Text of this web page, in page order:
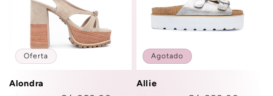
Oferta
Alondra
Agotado
Allie